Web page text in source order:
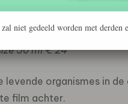
50 ml € 24
organismes in de
film achter.
niet gedeeld worden met derden